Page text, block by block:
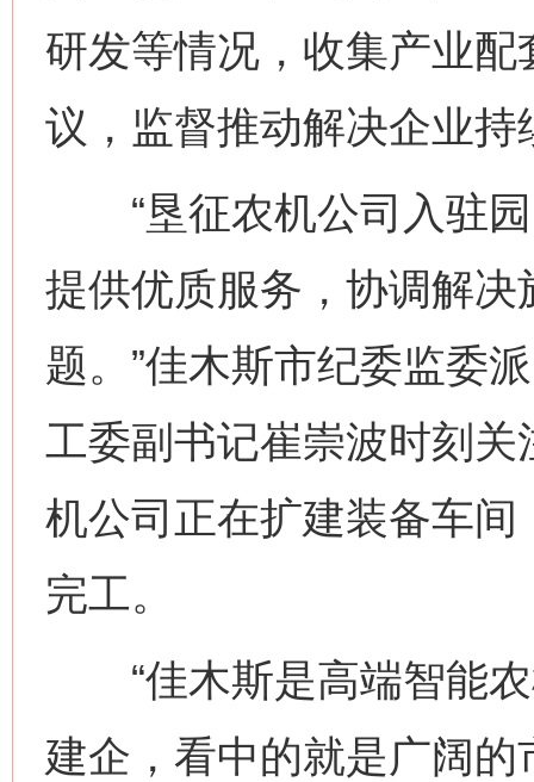
研发等情况，收集产业
议，监督推动解决企业
“垦征农机公司入驻园
提供优质服务，协调解
题。”佳木斯市纪委监委
工委副书记崔崇波时刻
机公司正在扩建装备车
完工。
“佳木斯是高端智能农
建企，看中的就是广阔的